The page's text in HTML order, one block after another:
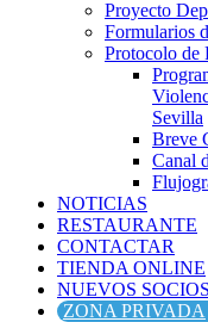
Proyecto
Formularios
Protocolo de
Sevilla
Breve
Canal
NOTICIAS
RESTAURANTE
CONTACTAR
TIENDA ONLINE
NUEVOS SOCIOS
ZONA PRIVADA